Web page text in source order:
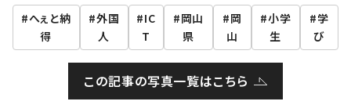
へぇと納
得
外国
人
IC
T
岡山
県
岡
山
小学
生
学
び
この記事の写真一覧はこちら